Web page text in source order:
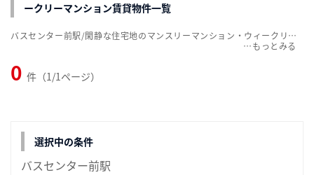
ークリーマンション賃貸物件一覧
0 件（1/1ページ）
バスセンター前駅/閑静な住宅地のマンスリーマンション・ウィークリーマンション賃貸物件一覧を掲載中。敷金・礼金無料、家具・家電付をご紹介。こだわり条件での絞込みも簡単！
…
選択中の条件
バスセンター前駅